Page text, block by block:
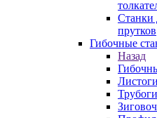
Станки
прутков
Гибочные
Назад